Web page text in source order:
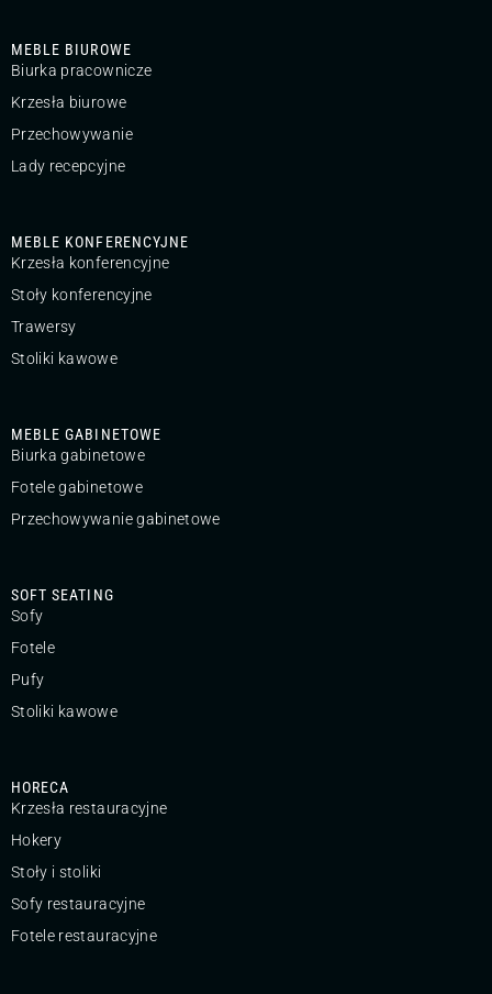
MEBLE BIUROWE
Biurka pracownicze
Krzesła biurowe
Przechowywanie
Lady recepcyjne
MEBLE KONFERENCYJNE
Krzesła konferencyjne
Stoły konferencyjne
Trawersy
Stoliki kawowe
MEBLE GABINETOWE
Biurka gabinetowe
Fotele gabinetowe
Przechowywanie gabinetowe
SOFT SEATING
Sofy
Fotele
Pufy
Stoliki kawowe
HORECA
Krzesła restauracyjne
Hokery
Stoły i stoliki
Sofy restauracyjne
Fotele restauracyjne